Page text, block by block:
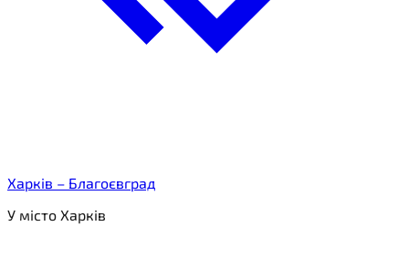
Харків – Благоєвград
У місто Харків